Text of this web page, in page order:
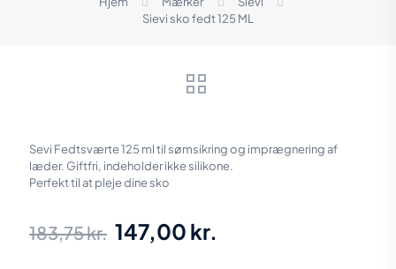
Sievi sko fedt 125 ML
Sevi Fedtsværte 125 ml til sømsikring og imprægnering af
læder. Giftfri, indeholder ikke silikone.
Perfekt til at pleje dine sko
183,75kr. Den
147,00 kr.